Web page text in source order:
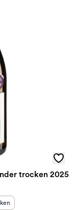
trocken 2025